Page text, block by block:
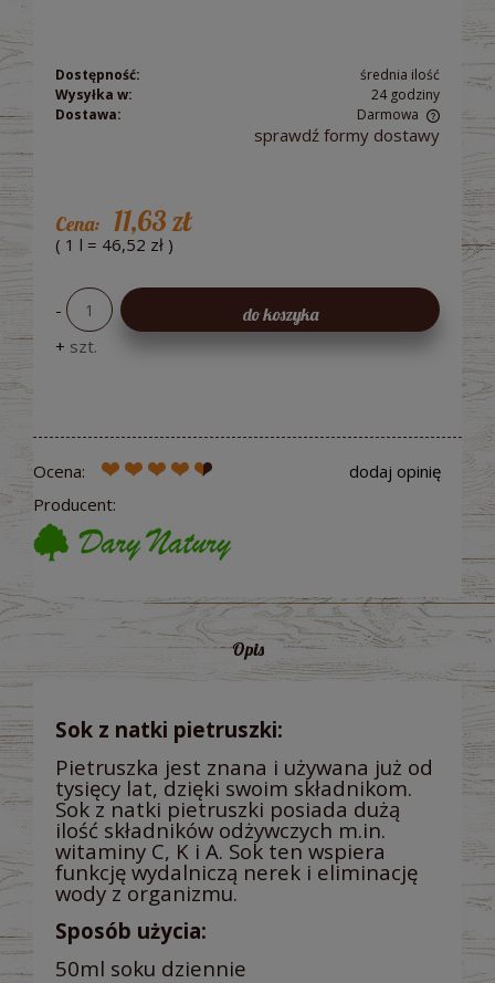
Dostępność:
średnia ilość
Wysyłka w:
24 godziny
Dostawa:
Darmowa
Cena nie zawiera ewentualnych kosztów płatności
sprawdź formy dostawy
Cena: 11,63 zł
( 1 l = 46,52 zł )
-
+ szt.
do koszyka
Ocena:
Producent:
dodaj opinię
Opis
Sok z natki pietruszki:
Pietruszka jest znana i używana już od
tysięcy lat, dzięki swoim składnikom.
Sok z natki pietruszki posiada dużą
ilość składników odżywczych m.in.
witaminy C, K i A. Sok ten wspiera
funkcję wydalniczą nerek i eliminację
wody z organizmu.
Sposób użycia:
50ml soku dziennie